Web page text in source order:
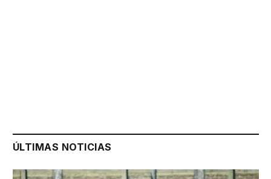
ÚLTIMAS NOTICIAS